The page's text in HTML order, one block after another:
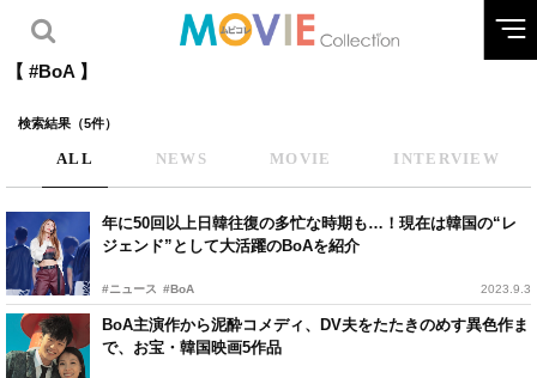
【 #BoA 】
検索結果（5件）
ALL NEWS MOVIE INTERVIEW
年に50回以上日韓往復の多忙な時期も…！現在は韓国の“レ
ジェンド”として大活躍のBoAを紹介
#ニュース #BoA 2023.9.3
BoA主演作から泥酔コメディ、DV夫をたたきのめす異色作ま
で、お宝・韓国映画5作品